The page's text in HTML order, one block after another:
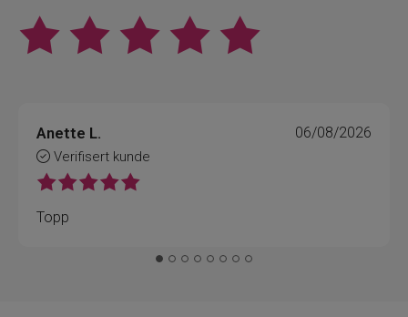
Anette L.
Verifisert kunde
06/08/2026
Topp